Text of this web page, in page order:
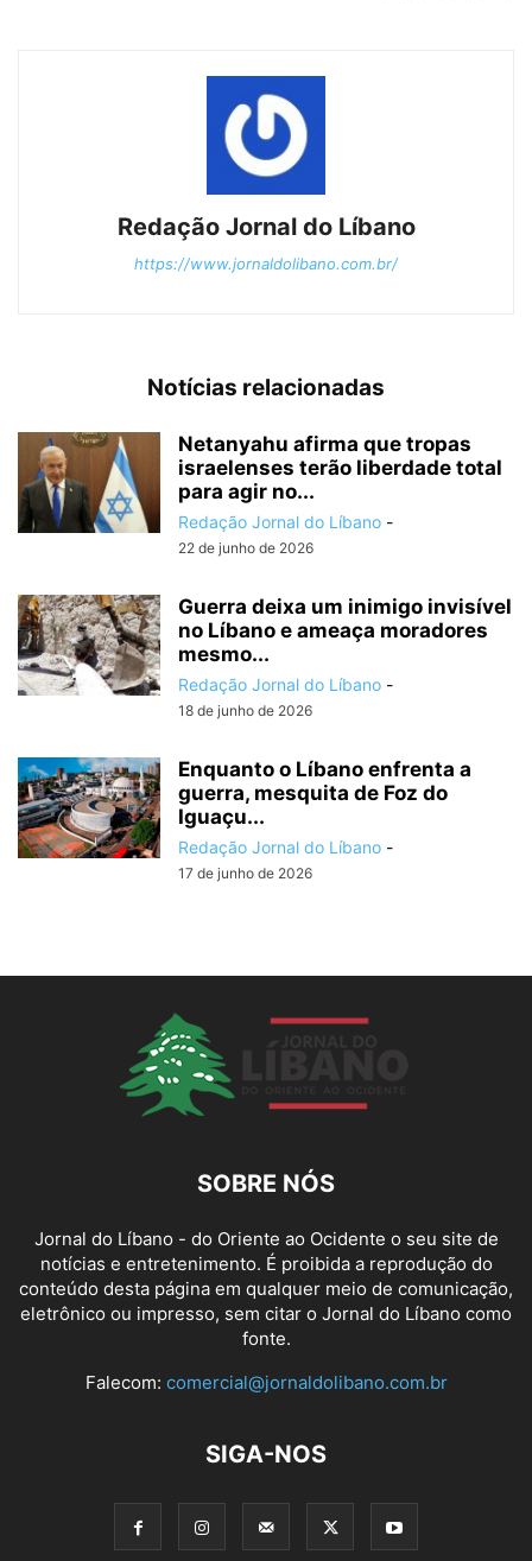
Redação Jornal do Líbano
https://www.jornaldolibano.com.br/
Notícias relacionadas
Netanyahu afirma que tropas
israelenses terão liberdade total
para agir no...
Redação Jornal do Líbano -
22 de junho de 2026
Guerra deixa um inimigo invisível
no Líbano e ameaça moradores
mesmo...
Redação Jornal do Líbano -
18 de junho de 2026
Enquanto o Líbano enfrenta a
guerra, mesquita de Foz do
Iguaçu...
Redação Jornal do Líbano -
17 de junho de 2026
SOBRE NÓS
Jornal do Líbano - do Oriente ao Ocidente o seu site de
notícias e entretenimento. É proibida a reprodução do
conteúdo desta página em qualquer meio de comunicação,
eletrônico ou impresso, sem citar o Jornal do Líbano como
fonte.
Falecom: comercial@jornaldolibano.com.br
SIGA-NOS